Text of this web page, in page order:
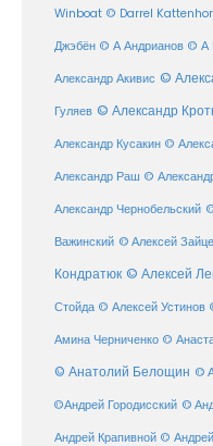
Winboat © Darrel
Джэбён © А Андрианов © А
Александр Акивис ©
Гуляев © Александр
Александр Кусакин ©
Александр Раш ©
Александр Чернобельский
Важинский © Алексей
Кондратюк © Алексей
Стойда © Алексей Устинов
Амина Черниченко ©
© Анатолий Белощин ©
©Андрей Городисский ©
Андрей Крапивной ©